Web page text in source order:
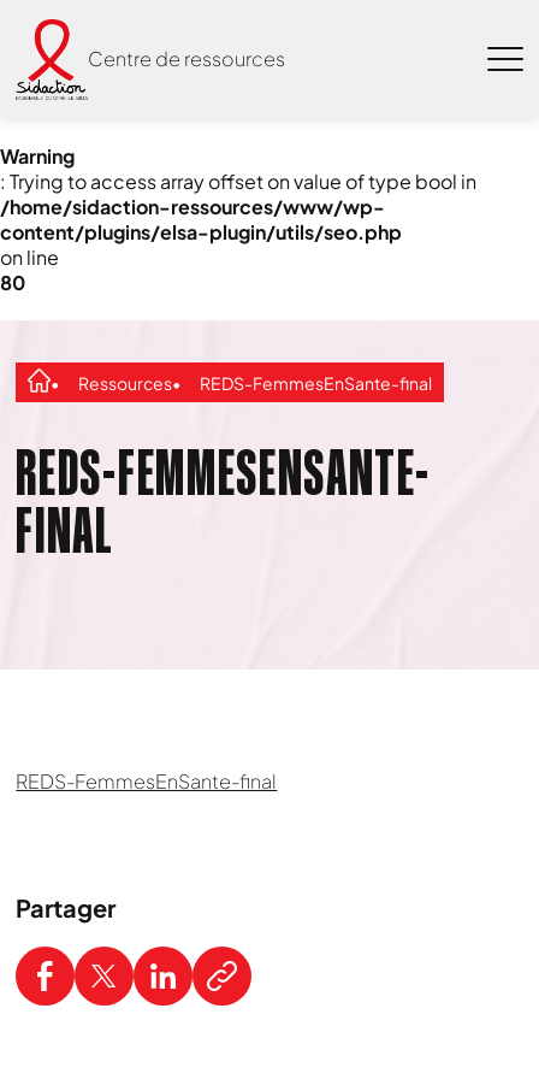
Warning
: Trying to access array offset on value of type bool in
/home/sidaction-ressources/www/wp-
content/plugins/elsa-plugin/utils/seo.php
on line
80
Centre de ressources
Ressources REDS-FemmesEnSante-final
REDS-FEMMESENSANTE-
FINAL
REDS-FemmesEnSante-final
Partager